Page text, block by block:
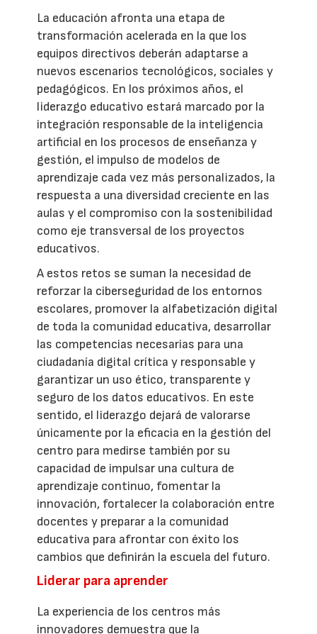
La educación afronta una etapa de
transformación acelerada en la que los
equipos directivos deberán adaptarse a
nuevos escenarios tecnológicos, sociales y
pedagógicos. En los próximos años, el
liderazgo educativo estará marcado por la
integración responsable de la inteligencia
artificial en los procesos de enseñanza y
gestión, el impulso de modelos de
aprendizaje cada vez más personalizados, la
respuesta a una diversidad creciente en las
aulas y el compromiso con la sostenibilidad
como eje transversal de los proyectos
educativos.
A estos retos se suman la necesidad de
reforzar la ciberseguridad de los entornos
escolares, promover la alfabetización digital
de toda la comunidad educativa, desarrollar
las competencias necesarias para una
ciudadanía digital crítica y responsable y
garantizar un uso ético, transparente y
seguro de los datos educativos. En este
sentido, el liderazgo dejará de valorarse
únicamente por la eficacia en la gestión del
centro para medirse también por su
capacidad de impulsar una cultura de
aprendizaje continuo, fomentar la
innovación, fortalecer la colaboración entre
docentes y preparar a la comunidad
educativa para afrontar con éxito los
cambios que definirán la escuela del futuro.
Liderar para aprender
La experiencia de los centros más
innovadores demuestra que la